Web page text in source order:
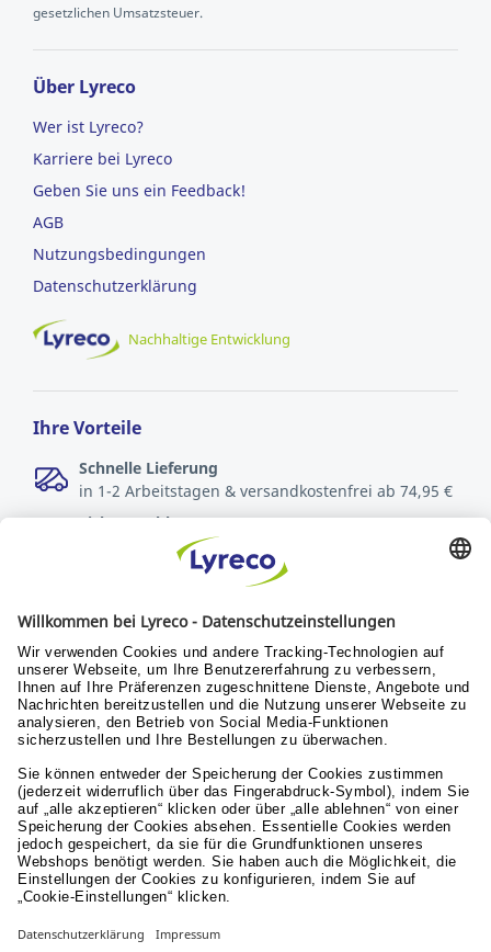
gesetzlichen Umsatzsteuer.
Über Lyreco
Wer ist Lyreco?
Karriere bei Lyreco
Geben Sie uns ein Feedback!
AGB
Nutzungsbedingungen
Datenschutzerklärung
Nachhaltige Entwicklung
Ihre Vorteile
Schnelle Lieferung
in 1-2 Arbeitstagen & versandkostenfrei ab 74,95 €
Sichere Zahlungsarten
Rechnung oder Kreditkarte
Kostenlose Rücksendungen
Verantwortung
Nachhaltigkeit
Menschen & Werte
Lyreco for Education
© Lyreco 2026
Barrierefreiheit|